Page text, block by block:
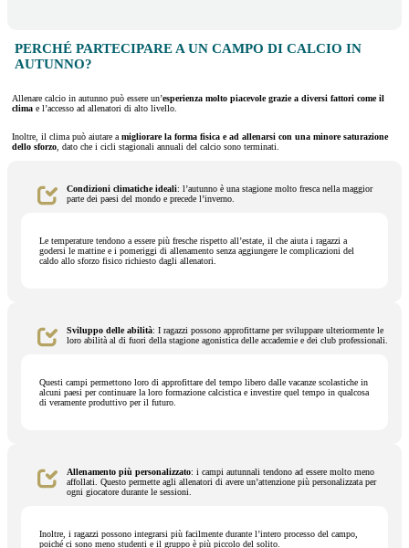
PERCHÉ PARTECIPARE A UN CAMPO DI CALCIO IN
AUTUNNO?
Allenare calcio in autunno può essere un’esperienza molto piacevole grazie a diversi fattori come il
clima e l’accesso ad allenatori di alto livello.
Inoltre, il clima può aiutare a migliorare la forma fisica e ad allenarsi con una minore saturazione
dello sforzo , dato che i cicli stagionali annuali del calcio sono terminati.
Condizioni climatiche ideali: l’autunno è una stagione molto fresca nella maggior
parte dei paesi del mondo e precede l’inverno.
Le temperature tendono a essere più fresche rispetto all’estate, il che aiuta i ragazzi a
godersi le mattine e i pomeriggi di allenamento senza aggiungere le complicazioni del
caldo allo sforzo fisico richiesto dagli allenatori.
Sviluppo delle abilità: I ragazzi possono approfittarne per sviluppare ulteriormente le
loro abilità al di fuori della stagione agonistica delle accademie e dei club professionali.
Questi campi permettono loro di approfittare del tempo libero dalle vacanze scolastiche in
alcuni paesi per continuare la loro formazione calcistica e investire quel tempo in qualcosa
di veramente produttivo per il futuro.
Allenamento più personalizzato: i campi autunnali tendono ad essere molto meno
affollati. Questo permette agli allenatori di avere un’attenzione più personalizzata per
ogni giocatore durante le sessioni.
Inoltre, i ragazzi possono integrarsi più facilmente durante l’intero processo del campo,
poiché ci sono meno studenti e il gruppo è più piccolo del solito.